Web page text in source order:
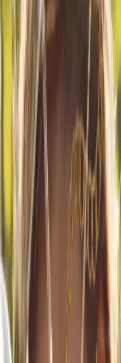
halsketting
- Apsara Jewels
- Apsara Jewels
- Apsara Jewels